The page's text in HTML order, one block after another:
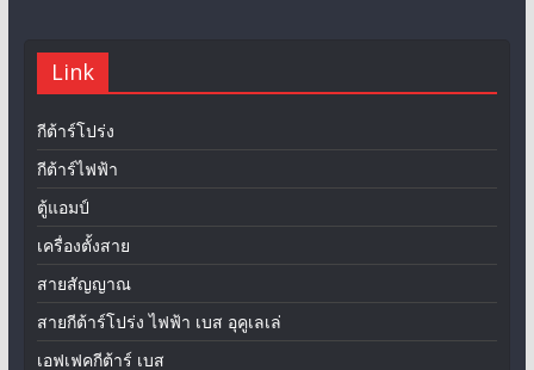
Link
กีต้าร์โปร่ง
กีต้าร์ไฟฟ้า
ตู้แอมป์
เครื่องตั้งสาย
สายสัญญาณ
สายกีต้าร์โปร่ง ไฟฟ้า เบส อุคูเลเล่
เอฟเฟคกีต้าร์ เบส